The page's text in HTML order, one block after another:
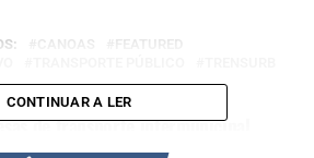
CANOAS
FEATURED
de transporte intermunicipal
e trajetos devido a bloqueios nas
CONTINUAR A LER